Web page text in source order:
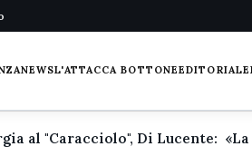
NEWSL'ATTACCA BOTTONEEDITORIALE